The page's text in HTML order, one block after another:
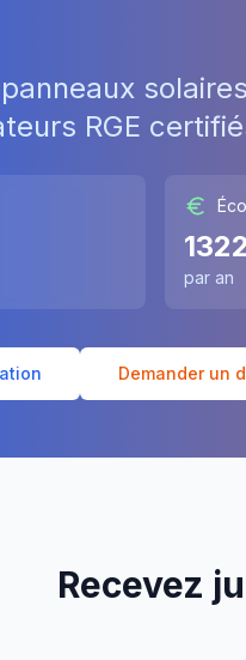
RGE
1322
par an
Demander un
Recevez